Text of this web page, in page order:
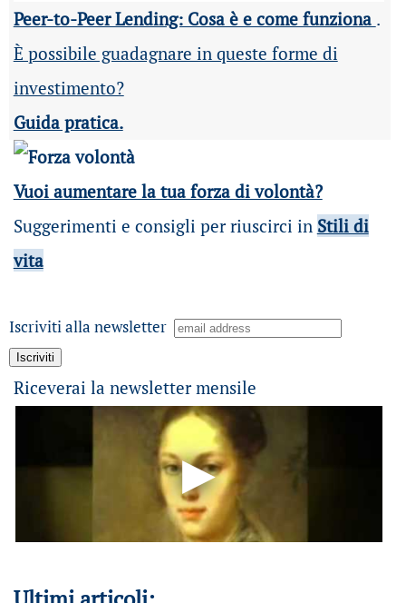
Peer-to-Peer Lending: Cosa è e come funziona .
È possibile guadagnare in queste forme di
investimento?
Guida pratica.
Vuoi aumentare la tua forza di volontà?
Suggerimenti e consigli per riuscirci in Stili di
vita
Iscriviti alla newsletter
Riceverai la newsletter mensile